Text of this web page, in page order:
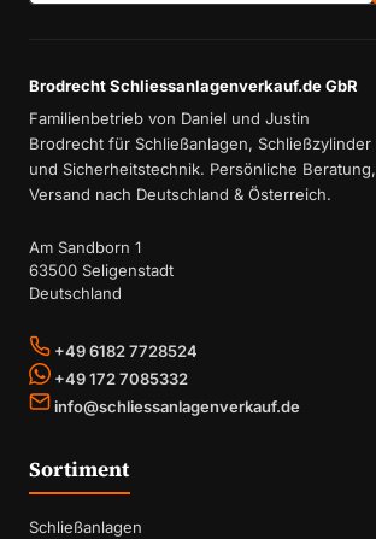
Brodrecht Schliessanlagenverkauf.de GbR
Familienbetrieb von Daniel und Justin
Brodrecht für Schließanlagen, Schließzylinder
und Sicherheitstechnik. Persönliche Beratung,
Versand nach Deutschland & Österreich.
Am Sandborn 1
63500 Seligenstadt
Deutschland
+49 6182 7728524
+49 172 7085332
info@schliessanlagenverkauf.de
Sortiment
Schließanlagen